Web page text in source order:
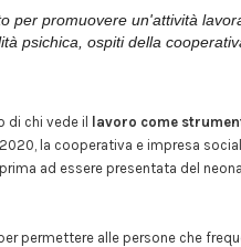
per promuovere un'attività
psichica, ospiti della
di chi vede il
lavoro come
la cooperativa e impresa
prima ad essere presentata del
permettere alle persone che